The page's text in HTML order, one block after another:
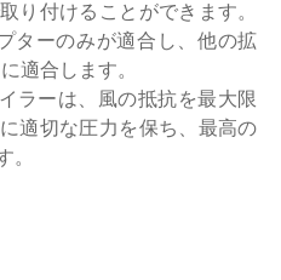
り付けることができます。
ターのみが適合し、他の拡
適合します。
ラーは、風の抵抗を最大限
適切な圧力を保ち、最高の
。